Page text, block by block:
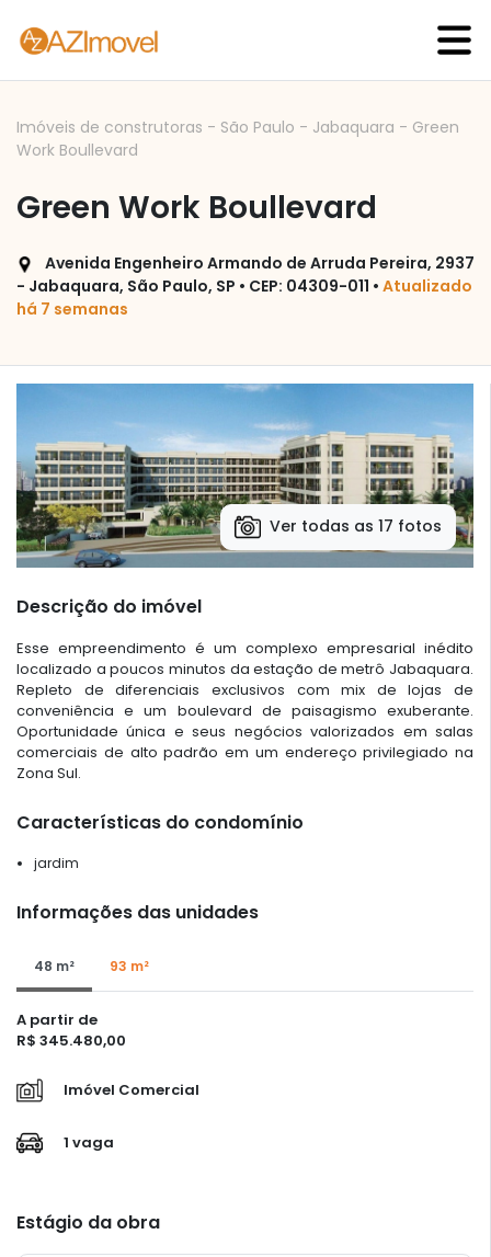
Imóveis de construtoras - São Paulo - Jabaquara - Green
Work Boullevard
Green Work Boullevard
Avenida Engenheiro Armando de Arruda Pereira, 2937
- Jabaquara, São Paulo, SP • CEP: 04309-011 • Atualizado
há 7 semanas
Ver todas as 17 fotos
Descrição do imóvel
Esse empreendimento é um complexo empresarial inédito
localizado a poucos minutos da estação de metrô Jabaquara.
Repleto de diferenciais exclusivos com mix de lojas de
conveniência e um boulevard de paisagismo exuberante.
Oportunidade única e seus negócios valorizados em salas
comerciais de alto padrão em um endereço privilegiado na
Zona Sul.
Características do condomínio
jardim
Informações das unidades
48 m² 93 m²
A partir de
R$ 345.480,00
Imóvel Comercial
1 vaga
Estágio da obra